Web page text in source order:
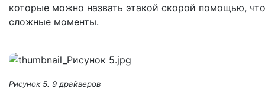
которые можно назвать этакой скорой помощью,
сложные моменты.
Рисунок 5. 9 драйверов